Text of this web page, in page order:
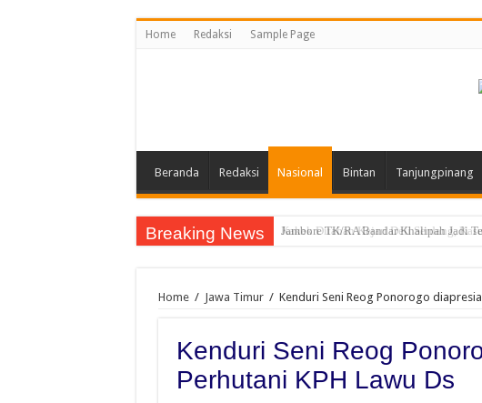
Home Redaksi Sample Page
Beranda Redaksi Nasional Bintan Tanjungpinang
Breaking News Jambore TK/RA Bandar Khalipah Jadi
Home / Jawa Timur / Kenduri Seni Reog Ponorogo
Kenduri Seni Reog
Perhutani KPH Lawu Ds